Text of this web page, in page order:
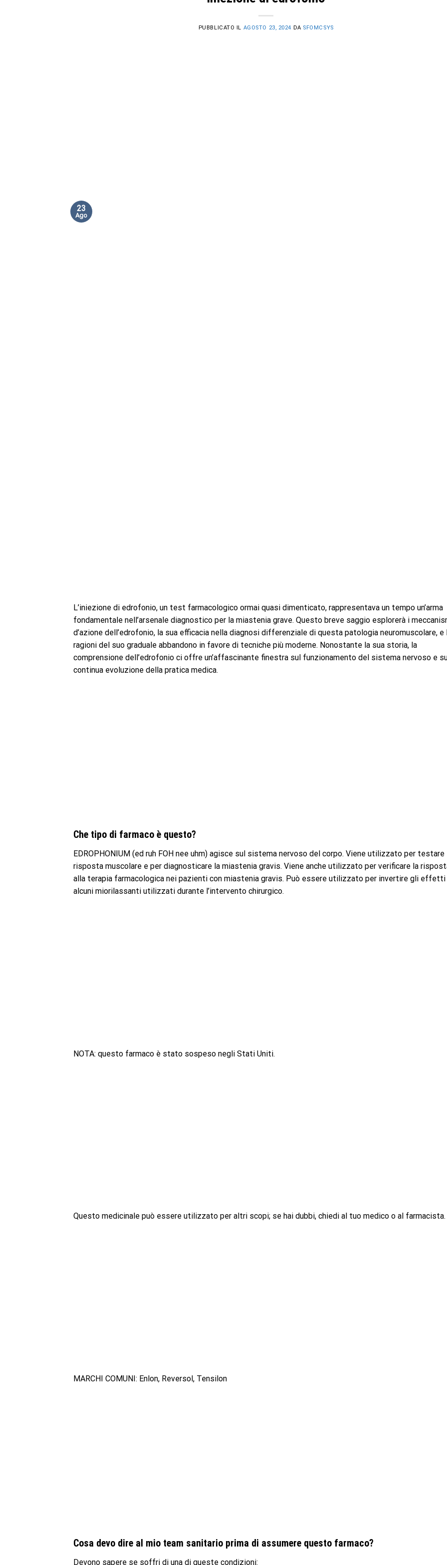
PUBBLICATO IL AGOSTO 23, 2024 DA SFOMCSYS
23
Ago
L’iniezione di edrofonio, un test farmacologico ormai quasi dimenticato, rappresentava un tempo un’arma
fondamentale nell’arsenale diagnostico per la miastenia grave. Questo breve saggio esplorerà i
d’azione dell’edrofonio, la sua efficacia nella diagnosi differenziale di questa patologia neuromuscolare, e
ragioni del suo graduale abbandono in favore di tecniche più moderne. Nonostante la sua storia, la
comprensione dell’edrofonio ci offre un’affascinante finestra sul funzionamento del sistema nervoso e
continua evoluzione della pratica medica.
Che tipo di farmaco è questo?
EDROPHONIUM (ed ruh FOH nee uhm) agisce sul sistema nervoso del corpo. Viene utilizzato per testare
risposta muscolare e per diagnosticare la miastenia gravis. Viene anche utilizzato per verificare la
alla terapia farmacologica nei pazienti con miastenia gravis. Può essere utilizzato per invertire gli effetti
alcuni miorilassanti utilizzati durante l’intervento chirurgico.
NOTA: questo farmaco è stato sospeso negli Stati Uniti.
Questo medicinale può essere utilizzato per altri scopi; se hai dubbi, chiedi al tuo medico o al farmacista.
MARCHI COMUNI: Enlon, Reversol, Tensilon
Cosa devo dire al mio team sanitario prima di assumere questo farmaco?
Devono sapere se soffri di una di queste condizioni: